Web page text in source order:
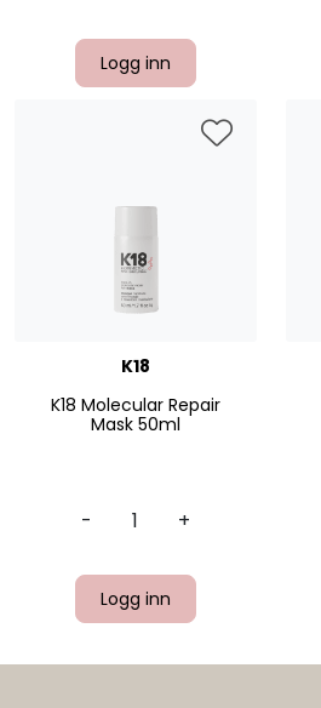
Logg inn
K18
K18 Molecular Repair
Mask 50ml
- +
Logg inn